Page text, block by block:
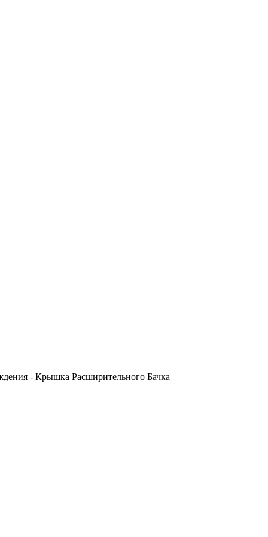
- Крышка Расширительного Бачка